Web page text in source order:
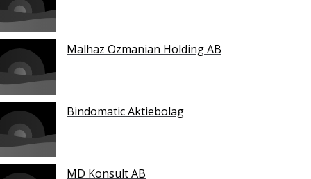
Malhaz Ozmanian Holding AB
Bindomatic Aktiebolag
MD Konsult AB